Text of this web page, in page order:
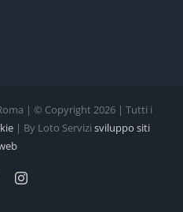
| © Copyright 2026 | Tutti i
| By Loto Servizi sviluppo siti
FacebookInstagram